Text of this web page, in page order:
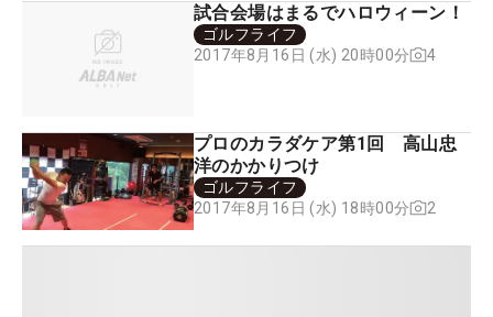
試合会場はまるでハロウィーン！
ゴルフライフ
2017年8月16日 (水) 20時00分
4
プロのカラダケア第1回 高山忠
洋のかかりつけ
ゴルフライフ
2017年8月16日 (水) 18時00分
2